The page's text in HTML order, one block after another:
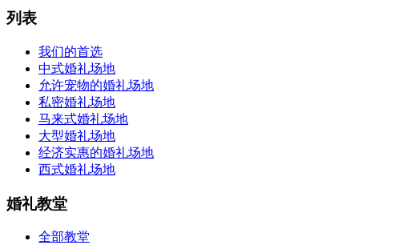
列表
我们的首选
中式婚礼场地
允许宠物的婚礼场地
私密婚礼场地
马来式婚礼场地
大型婚礼场地
经济实惠的婚礼场地
西式婚礼场地
婚礼教堂
全部教堂